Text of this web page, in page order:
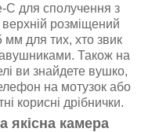
C для сполучення з
розміщений
мм для тих, хто звик
Також на
ви знайдете вушко,
на мотузок або
корисні дрібнички.
якісна камера